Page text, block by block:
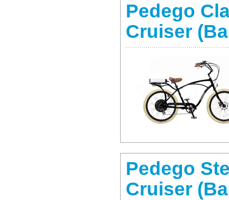
Pedego
Cruiser
Pedego
Cruiser